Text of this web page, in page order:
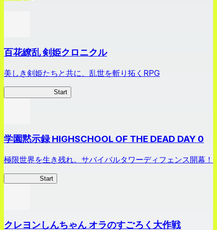
百花繚乱 剣姫クロニクル
美しき剣姫たちと共に、乱世を斬り拓くRPG
Start
学園黙示録 HIGHSCHOOL OF THE DEAD DAY 0
極限世界を生き残れ。サバイバルタワーディフェンス開幕！
Start
クレヨンしんちゃん オラのすごろく大作戦